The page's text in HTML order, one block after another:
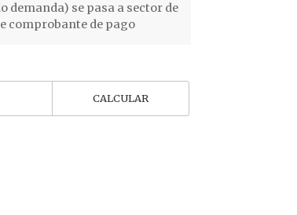
demanda) se pasa a sector de
comprobante de pago
CALCULAR